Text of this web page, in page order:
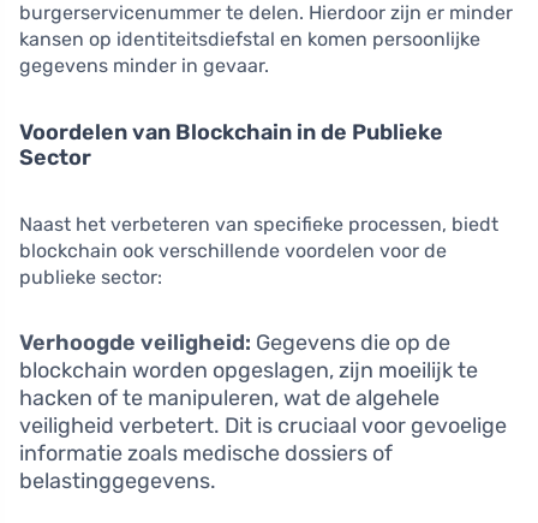
burgerservicenummer te delen. Hierdoor zijn er minder
kansen op identiteitsdiefstal en komen persoonlijke
gegevens minder in gevaar.
Voordelen van Blockchain in de Publieke
Sector
Naast het verbeteren van specifieke processen, biedt
blockchain ook verschillende voordelen voor de
publieke sector:
Verhoogde veiligheid: Gegevens die op de
blockchain worden opgeslagen, zijn moeilijk te
hacken of te manipuleren, wat de algehele
veiligheid verbetert. Dit is cruciaal voor gevoelige
informatie zoals medische dossiers of
belastinggegevens.